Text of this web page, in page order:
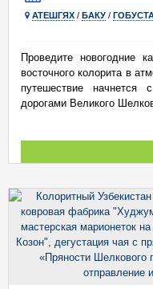
АТЕШГЯХ / БАКУ /
Проведите новогодние
восточного колорита в
путешествие
дорогами Великого